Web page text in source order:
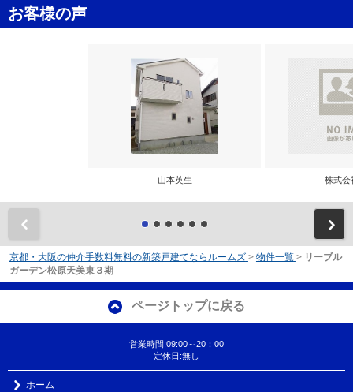
お客様の声
山本英生 株式会
京都・大阪の仲介手数料無料の新築戸建てならルームズ > 物件一覧 > リーブル
ガーデン松原天美東３期
ページトップに戻る
営業時間:09:00～20：00
定休日:無し
ホーム